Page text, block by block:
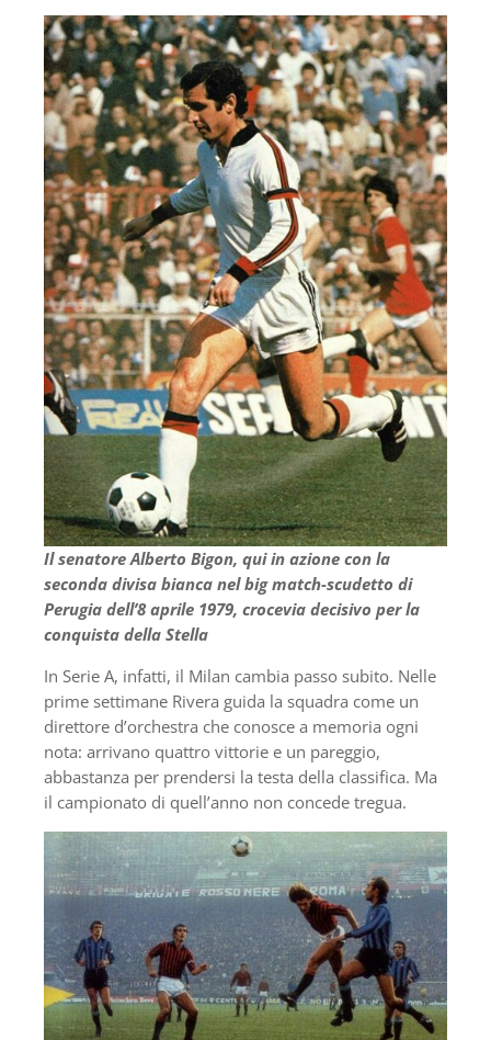
Il senatore Alberto Bigon, qui in azione con la
seconda divisa bianca nel big match-scudetto di
Perugia dell’8 aprile 1979, crocevia decisivo per la
conquista della Stella
In Serie A, infatti, il Milan cambia passo subito. Nelle
prime settimane Rivera guida la squadra come un
direttore d’orchestra che conosce a memoria ogni
nota: arrivano quattro vittorie e un pareggio,
abbastanza per prendersi la testa della classifica. Ma
il campionato di quell’anno non concede tregua.